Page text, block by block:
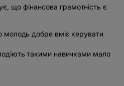
що фінансова грамотність є
молодь добре вміє керувати
такими навичками мало